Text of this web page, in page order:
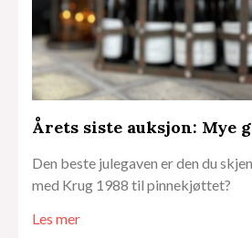
Årets siste auksjon: Mye
Den beste julegaven er den du
med Krug 1988 til pinnekjøttet?
Les mer